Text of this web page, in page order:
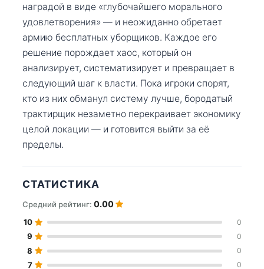
наградой в виде «глубочайшего морального
удовлетворения» — и неожиданно обретает
армию бесплатных уборщиков. Каждое его
решение порождает хаос, который он
анализирует, систематизирует и превращает в
следующий шаг к власти. Пока игроки спорят,
кто из них обманул систему лучше, бородатый
трактирщик незаметно перекраивает экономику
целой локации — и готовится выйти за её
пределы.
СТАТИСТИКА
Средний рейтинг: 0.00
10 0
9 0
8 0
7 0